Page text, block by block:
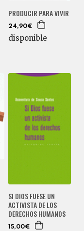
PRODUCIR PARA VIVIR
24,90€
disponible
SI DIOS FUESE UN
ACTIVISTA DE LOS
DERECHOS HUMANOS
15,00€